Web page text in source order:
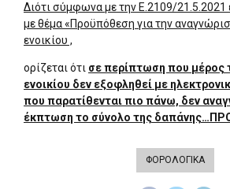
Διότι σύμφωνα με την Ε.2109/21.5.2021
με θέμα «Προϋπόθεση για την
ενοικίου ,
ορίζεται ότι σε περίπτωση που μέρος
ενοικίου δεν εξοφληθεί με
που παρατίθενται πιο πάνω, δεν
έκπτωση το σύνολο της
ΦΟΡΟΛΟΓΙΚΑ